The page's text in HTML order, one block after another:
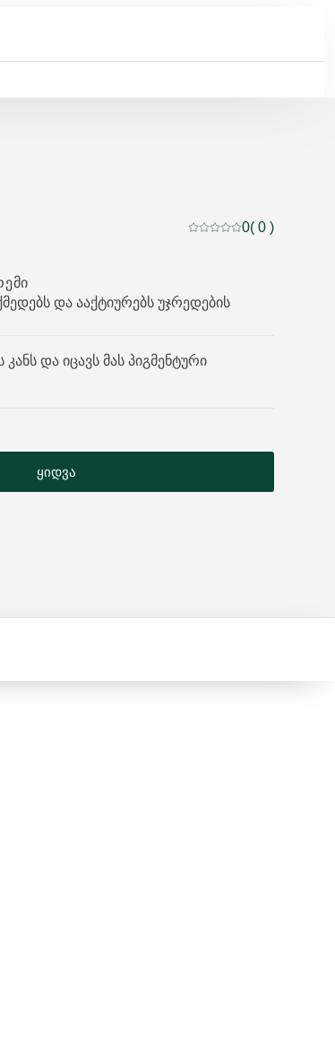
მიმდინარე
0( 0 )
და ააქტიურებს უჯრედების
კანს და იცავს მას პიგმენტური
ყიდვა